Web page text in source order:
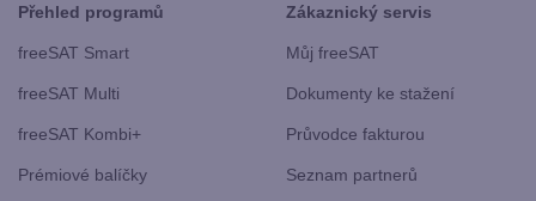
Přehled programů
freeSAT Smart
freeSAT Multi
freeSAT Kombi+
Prémiové balíčky
Zákaznický servis
Můj freeSAT
Dokumenty ke stažení
Průvodce fakturou
Seznam partnerů